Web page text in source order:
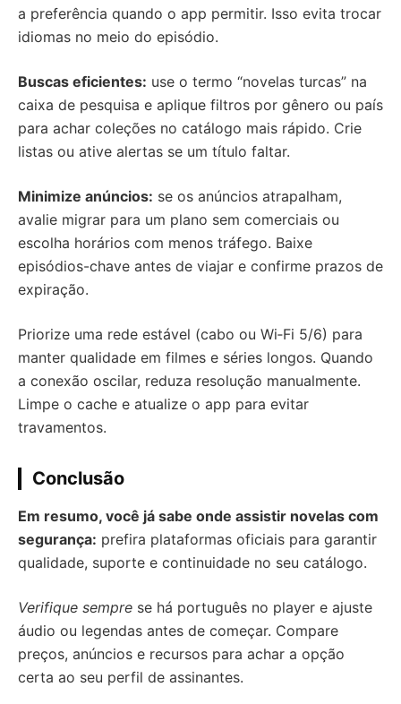
a preferência quando o app permitir. Isso evita trocar
idiomas no meio do episódio.
Buscas eficientes: use o termo “novelas turcas” na
caixa de pesquisa e aplique filtros por gênero ou país
para achar coleções no catálogo mais rápido. Crie
listas ou ative alertas se um título faltar.
Minimize anúncios: se os anúncios atrapalham,
avalie migrar para um plano sem comerciais ou
escolha horários com menos tráfego. Baixe
episódios-chave antes de viajar e confirme prazos de
expiração.
Priorize uma rede estável (cabo ou Wi‑Fi 5/6) para
manter qualidade em filmes e séries longos. Quando
a conexão oscilar, reduza resolução manualmente.
Limpe o cache e atualize o app para evitar
travamentos.
Conclusão
Em resumo, você já sabe onde assistir novelas com
segurança: prefira plataformas oficiais para garantir
qualidade, suporte e continuidade no seu catálogo.
Verifique sempre se há português no player e ajuste
áudio ou legendas antes de começar. Compare
preços, anúncios e recursos para achar a opção
certa ao seu perfil de assinantes.